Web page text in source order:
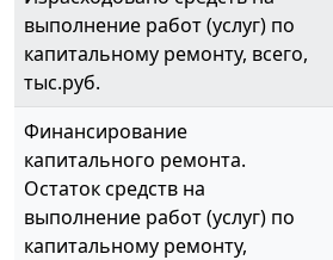
выполнение работ (услуг) по
капитальному ремонту, всего,
тыс.руб.
Финансирование
капитального ремонта.
Остаток средств на
выполнение работ (услуг) по
капитальному ремонту,